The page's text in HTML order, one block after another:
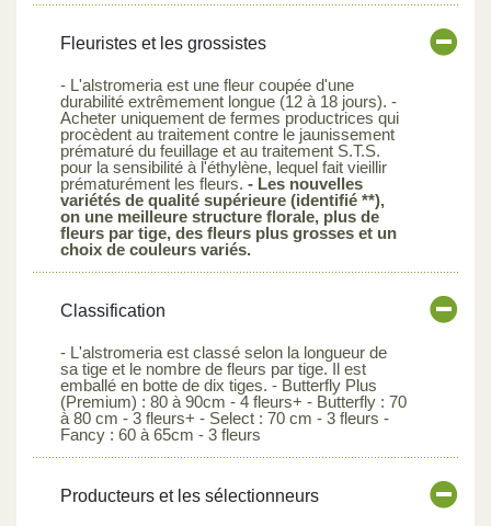
Fleuristes et les grossistes
- L'alstromeria est une fleur coupée d'une
durabilité extrêmement longue (12 à 18 jours). -
Acheter uniquement de fermes productrices qui
procèdent au traitement contre le jaunissement
prématuré du feuillage et au traitement S.T.S.
pour la sensibilité à l'éthylène, lequel fait vieillir
prématurément les fleurs. - Les nouvelles
variétés de qualité supérieure (identifié **),
on une meilleure structure florale, plus de
fleurs par tige, des fleurs plus grosses et un
choix de couleurs variés.
Classification
- L'alstromeria est classé selon la longueur de
sa tige et le nombre de fleurs par tige. Il est
emballé en botte de dix tiges. - Butterfly Plus
(Premium) : 80 à 90cm - 4 fleurs+ - Butterfly : 70
à 80 cm - 3 fleurs+ - Select : 70 cm - 3 fleurs -
Fancy : 60 à 65cm - 3 fleurs
Producteurs et les sélectionneurs